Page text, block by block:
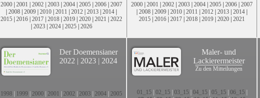
2000 | 2001 | 2002 | 2003 | 2004 | 2005 | 2006 | 2007
| 2008 | 2009 | 2010 | 2011 | 2012 | 2013 | 2014 |
2015 | 2016 | 2017 | 2018 | 2019 | 2020 | 2021 | 2022
| 2023| 2024| 2025| 2026
2000 | 2001 | 2002 | 2003 | 2004 | 2005 | 2006 | 2007
| 2008 | 2009 | 2010 | 2011 | 2012 | 2013 | 2014 |
2015 | 2016 | 2017 | 2018 | 2019 | 2020 | 2021
Der Doemensianer
2022 | 2023 | 2024
1998 1999 2000 2001 2002 2003 2004 2005
Maler- und
Lackierermeister
Zu den Mitteilungen
01_15| 02_15| 03_15| 04_15| 05_15| 06_15|